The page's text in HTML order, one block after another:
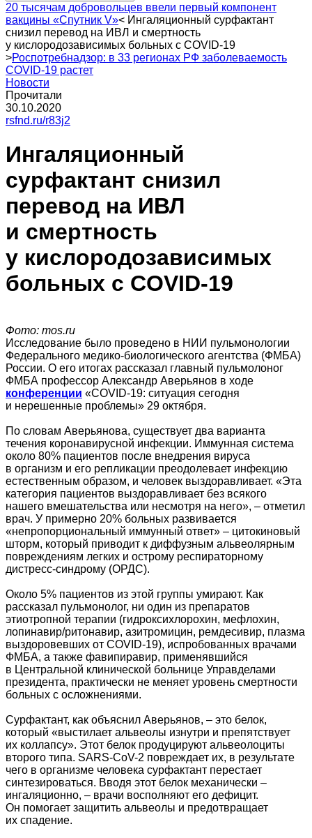
20 тысячам добровольцев ввели первый компонент
вакцины «Спутник V»< Ингаляционный сурфактант
снизил перевод на ИВЛ и смертность
у кислородозависимых больных с COVID‑19
>Роспотребнадзор: в 33 регионах РФ заболеваемость
COVID-19 растет
Новости
Прочитали
30.10.2020
rsfnd.ru/r83j2
Ингаляционный
сурфактант снизил
перевод на ИВЛ
и смертность
у кислородозависимых
больных с COVID‑19
Фото: mos.ru
Исследование было проведено в НИИ пульмонологии
Федерального медико-биологического агентства (ФМБА)
России. О его итогах рассказал главный пульмолоног
ФМБА профессор Александр Аверьянов в ходе
конференции «COVID-19: ситуация сегодня
и нерешенные проблемы» 29 октября.
По словам Аверьянова, существует два варианта
течения коронавирусной инфекции. Иммунная система
около 80% пациентов после внедрения вируса
в организм и его репликации преодолевает инфекцию
естественным образом, и человек выздоравливает. «Эта
категория пациентов выздоравливает без всякого
нашего вмешательства или несмотря на него», – отметил
врач. У примерно 20% больных развивается
«непропорциональный иммунный ответ» – цитокиновый
шторм, который приводит к диффузным альвеолярным
повреждениям легких и острому респираторному
дистресс-синдрому (ОРДС).
Около 5% пациентов из этой группы умирают. Как
рассказал пульмонолог, ни один из препаратов
этиотропной терапии (гидроксихлорохин, мефлохин,
лопинавир/ритонавир, азитромицин, ремдесивир, плазма
выздоровевших от COVID-19), испробованных врачами
ФМБА, а также фавипиравир, применявшийся
в Центральной клинической больнице Управделами
президента, практически не меняет уровень смертности
больных с осложнениями.
Сурфактант, как объяснил Аверьянов, – это белок,
который «выстилает альвеолы изнутри и препятствует
их коллапсу». Этот белок продуцируют альвеолоциты
второго типа. SARS-CoV-2 повреждает их, в результате
чего в организме человека сурфактант перестает
синтезироваться. Вводя этот белок механически –
ингаляционно, – врачи восполняют его дефицит.
Он помогает защитить альвеолы и предотвращает
их спадение.